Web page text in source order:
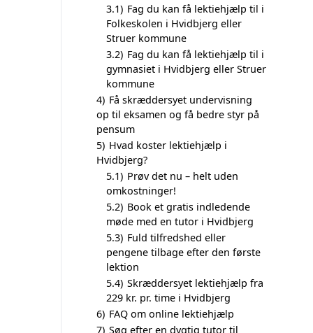
3.1) Fag du kan få lektiehjælp til i
Folkeskolen i Hvidbjerg eller
Struer kommune
3.2) Fag du kan få lektiehjælp til i
gymnasiet i Hvidbjerg eller Struer
kommune
4) Få skræddersyet undervisning
op til eksamen og få bedre styr på
pensum
5) Hvad koster lektiehjælp i
Hvidbjerg?
5.1) Prøv det nu – helt uden
omkostninger!
5.2) Book et gratis indledende
møde med en tutor i Hvidbjerg
5.3) Fuld tilfredshed eller
pengene tilbage efter den første
lektion
5.4) Skræddersyet lektiehjælp fra
229 kr. pr. time i Hvidbjerg
6) FAQ om online lektiehjælp
7) Søg efter en dygtig tutor til